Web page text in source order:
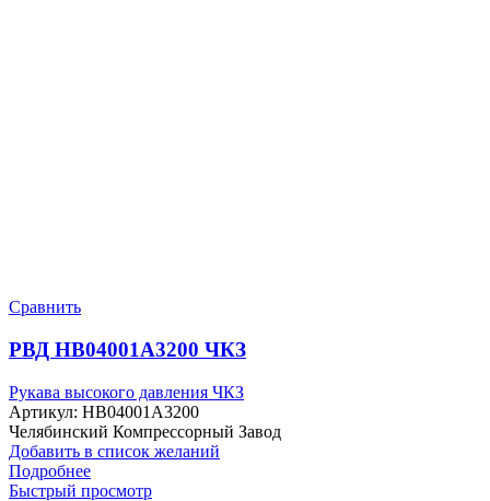
Сравнить
РВД HB04001A3200 ЧКЗ
Рукава высокого давления ЧКЗ
Артикул: HB04001A3200
Челябинский Компрессорный Завод
Добавить в список желаний
Подробнее
Быстрый просмотр